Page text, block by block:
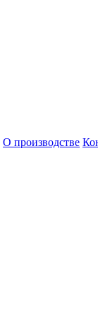
О производстве